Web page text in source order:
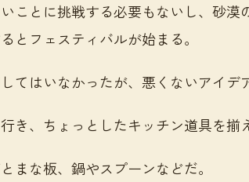
ことに挑戦する必要もないし、砂漠
とフェスティバルが始まる。
てはいなかったが、悪くないアイデ
き、ちょっとしたキッチン道具を揃
まな板、鍋やスプーンなどだ。